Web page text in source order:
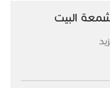
البيت